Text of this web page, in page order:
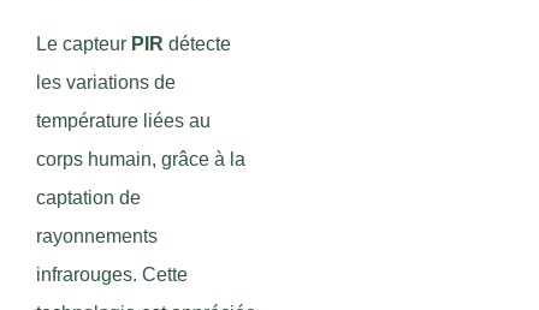
Le capteur PIR détecte
les variations de
température liées au
corps humain, grâce à la
captation de
rayonnements
infrarouges. Cette